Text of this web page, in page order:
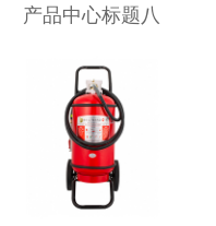
产品中心标题八